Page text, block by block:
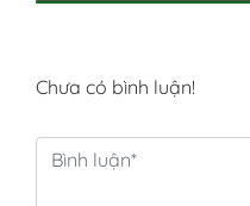
Chưa có bình luận!